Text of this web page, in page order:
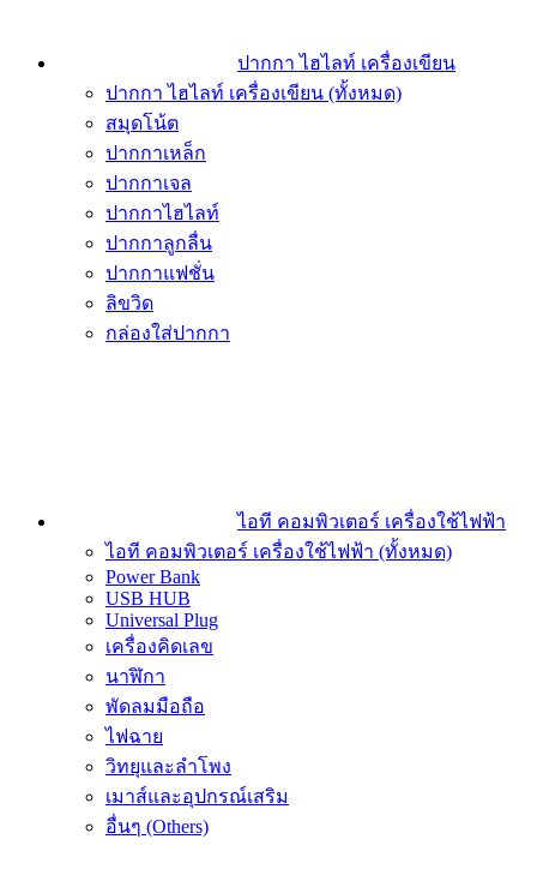
ปากกา ไฮไลท์ เครื่องเขียน
ปากกา ไฮไลท์ เครื่องเขียน (ทั้งหมด)
สมุดโน้ต
ปากกาเหล็ก
ปากกาเจล
ปากกาไฮไลท์
ปากกาลูกลื่น
ปากกาแฟชั่น
ลิขวิด
กล่องใส่ปากกา
ไอที คอมพิวเตอร์ เครื่องใช้ไฟฟ้า
ไอที คอมพิวเตอร์ เครื่องใช้ไฟฟ้า (ทั้งหมด)
Power Bank
USB HUB
Universal Plug
เครื่องคิดเลข
นาฬิกา
พัดลมมือถือ
ไฟฉาย
วิทยุและลำโพง
เมาส์และอุปกรณ์เสริม
อื่นๆ (Others)